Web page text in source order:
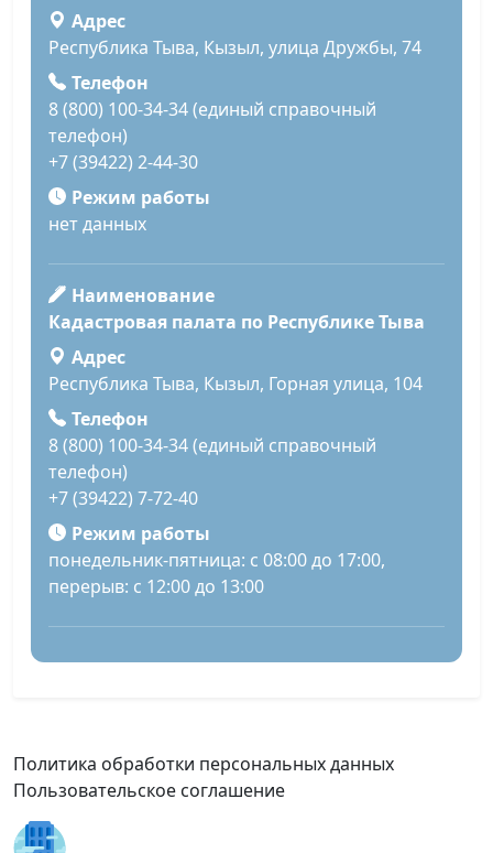
Адрес
Республика Тыва, Кызыл, улица Дружбы, 74
Телефон
8 (800) 100-34-34 (единый справочный
телефон)
+7 (39422) 2-44-30
Режим работы
нет данных
Наименование
Кадастровая палата по Республике Тыва
Адрес
Республика Тыва, Кызыл, Горная улица, 104
Телефон
8 (800) 100-34-34 (единый справочный
телефон)
+7 (39422) 7-72-40
Режим работы
понедельник-пятница: с 08:00 до 17:00,
перерыв: с 12:00 до 13:00
Политика обработки персональных данных
Пользовательское соглашение